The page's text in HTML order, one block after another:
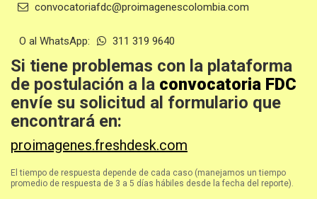
convocatoriafdc@proimagenescolombia.com
O al WhatsApp: 311 319 9640
Si tiene problemas con la plataforma
de postulación a la convocatoria FDC
envíe su solicitud al formulario que
encontrará en:
proimagenes.freshdesk.com
El tiempo de respuesta depende de cada caso (manejamos un tiempo
promedio de respuesta de 3 a 5 días hábiles desde la fecha del reporte).